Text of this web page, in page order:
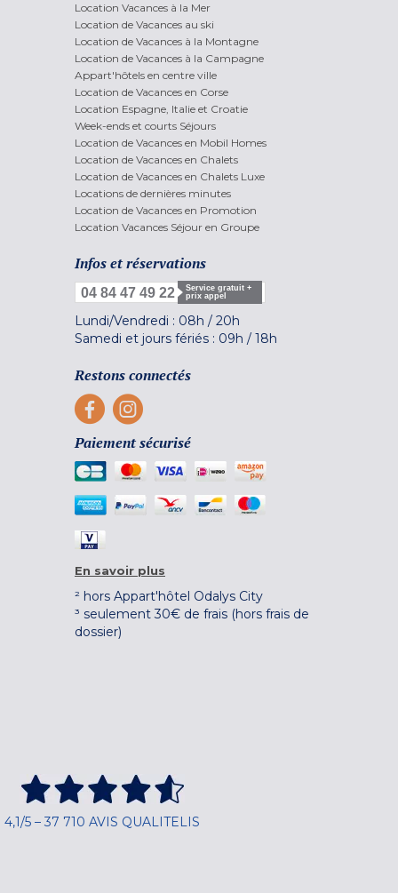
Location Vacances à la Mer
Location de Vacances au ski
Location de Vacances à la Montagne
Location de Vacances à la Campagne
Appart'hôtels en centre ville
Location de Vacances en Corse
Location Espagne, Italie et Croatie
Week-ends et courts Séjours
Location de Vacances en Mobil Homes
Location de Vacances en Chalets
Location de Vacances en Chalets Luxe
Locations de dernières minutes
Location de Vacances en Promotion
Location Vacances Séjour en Groupe
Infos et réservations
04 84 47 49 22
Service gratuit +
prix appel
Lundi/Vendredi : 08h / 20h
Samedi et jours fériés : 09h / 18h
Restons connectés
Paiement sécurisé
En savoir plus
² hors Appart'hôtel Odalys City
³ seulement 30€ de frais (hors frais de
dossier)
4,1/5 – 37 710 AVIS QUALITELIS